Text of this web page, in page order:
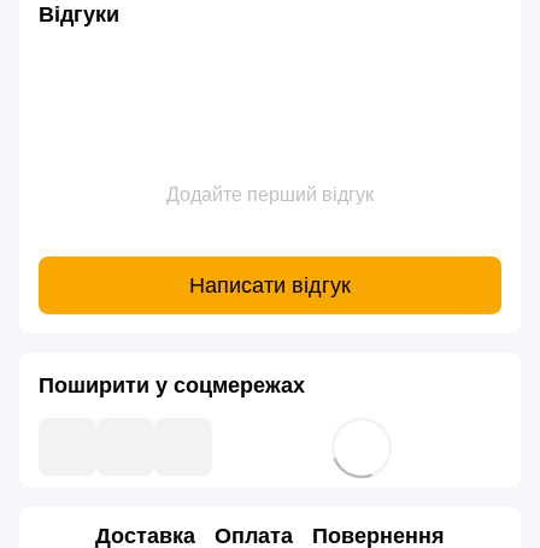
Відгуки
Додайте перший відгук
Написати відгук
Поширити у соцмережах
Доставка Оплата Повернення